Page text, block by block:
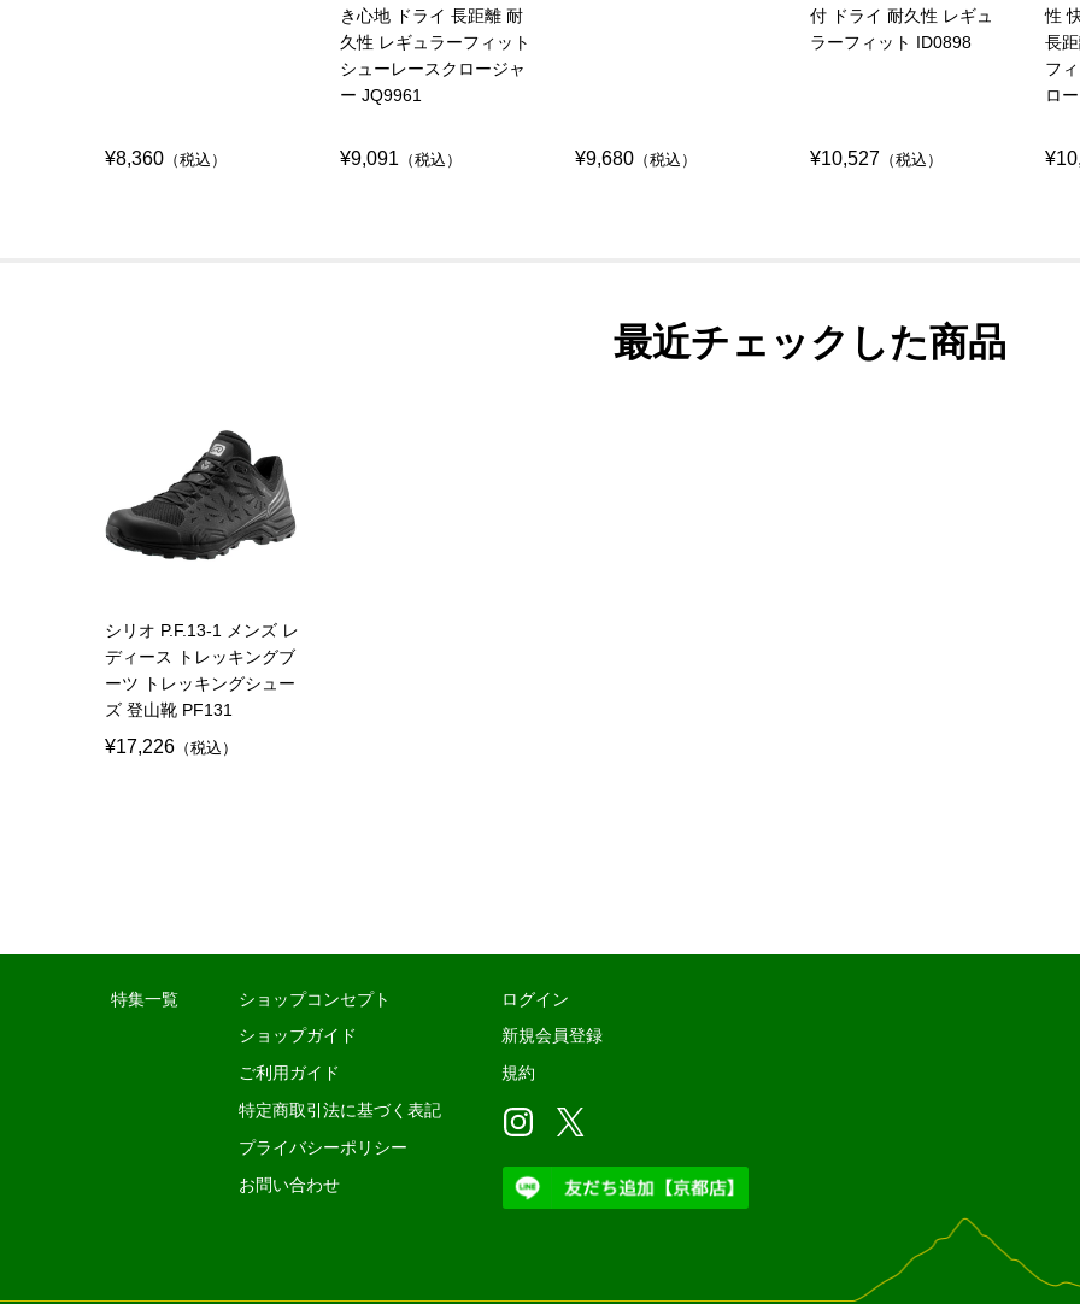
¥8,360 （税込）
き心地 ドライ 長距離 耐
久性 レギュラーフィット
シューレースクロージャ
ー JQ9961
¥9,091 （税込） ¥9,680 （税込）
付 ドライ 耐久性 レギュ
ラーフィット ID0898
¥10,527 （税込）
性
長
フ
ロ
最近チェックした商品
シリオ P.F.13-1 メンズ レ
ディース トレッキングブ
ーツ トレッキングシュー
ズ 登山靴 PF131
¥17,226 （税込）
特集一覧
ショップコンセプト
ショップガイド
ご利用ガイド
特定商取引法に基づく表記
プライバシーポリシー
お問い合わせ
ログイン
新規会員登録
規約